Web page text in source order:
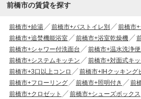
前橋市の賃貸を探す
前橋市+給湯 前橋市+バストイレ別
前橋市
前橋市+追焚機能浴室
前橋市+浴室乾燥機
前橋市+シャワー付洗面台
前橋市+温水洗浄
前橋市+システムキッチン
前橋市+対面式キ
前橋市+3口以上コンロ
前橋市+IHクッキング
前橋市+フローリング
前橋市+照明付き
前
前橋市+クロゼット
前橋市+シューズボックス